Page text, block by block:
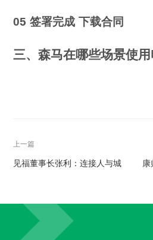
05 签署完成 下载合同
三、森马在哪些场景使
上一篇
见福董事长张利：连接人与城